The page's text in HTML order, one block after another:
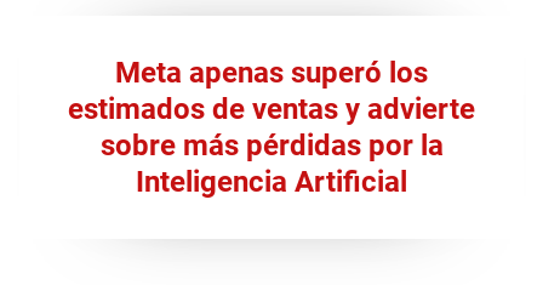
Meta apenas superó los
estimados de ventas y advierte
sobre más pérdidas por la
Inteligencia Artificial